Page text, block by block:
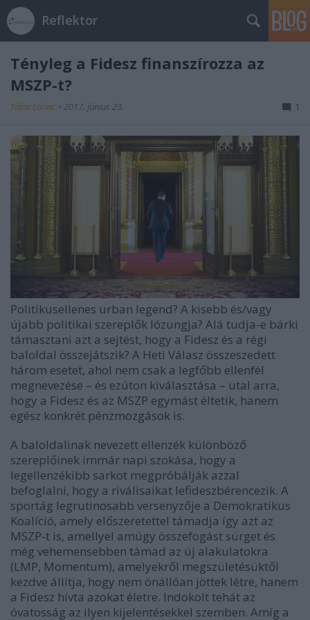
Reflektor
Tényleg a Fidesz finanszírozza az
MSZP-t?
Tálos Lőrinc • 2017. június 23. 1
Politikusellenes urban legend? A kisebb és/vagy
újabb politikai szereplők lózungja? Alá tudja-e bárki
támasztani azt a sejtést, hogy a Fidesz és a régi
baloldal összejátszik? A Heti Válasz összeszedett
három esetet, ahol nem csak a legfőbb ellenfél
megnevezése – és ezúton kiválasztása – utal arra,
hogy a Fidesz és az MSZP egymást éltetik, hanem
egész konkrét pénzmozgások is.
A baloldalinak nevezett ellenzék különböző
szereplőinek immár napi szokása, hogy a
legellenzékibb sarkot megpróbálják azzal
befoglalni, hogy a riválisaikat lefideszbérencezik. A
sportág legrutinosabb versenyzője a Demokratikus
Koalíció, amely előszeretettel támadja így azt az
MSZP-t is, amellyel amúgy összefogást sürget és
még vehemensebben támad az új alakulatokra
(LMP, Momentum), amelyekről megszületésüktől
kezdve állítja, hogy nem önállóan jöttek létre, hanem
a Fidesz hívta azokat életre. Indokolt tehát az
óvatosság az ilyen kijelentésekkel szemben. Amíg a